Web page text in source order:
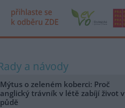
rady a návody
Mýtus o zeleném koberci: Proč
anglický trávník v létě zabíjí život v
půdě